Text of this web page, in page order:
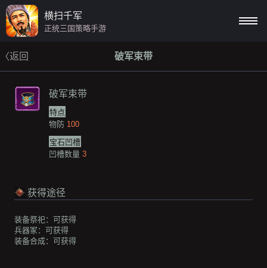
横扫千军
正统三国策略手游
〈返回 破军束带
破军束带
特点
物防 100
宝石凹槽
凹槽数量 3
获得途径
装备祭祀： 可获得
兵器冢： 可获得
装备合成： 可获得